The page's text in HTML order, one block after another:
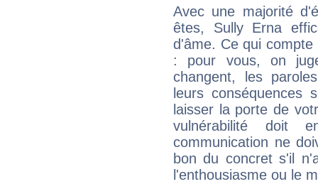
Avec une majorité
êtes, Sully Erna
d'âme. Ce qui
: pour vous, on
changent, les
leurs conséquences
laisser la porte de
vulnérabilité doit
communication ne
bon du concret s'il
l'enthousiasme ou le